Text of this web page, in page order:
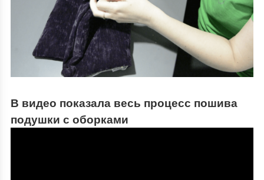
В видео показала весь процесс пошива
подушки с оборками